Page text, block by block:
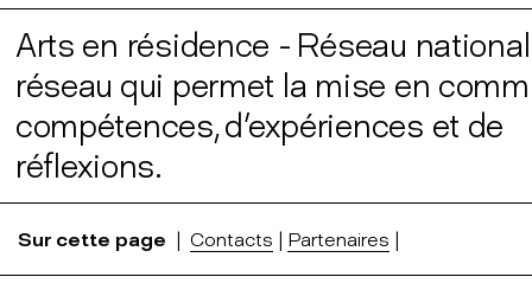
Arts en résidence - Réseau
réseau qui permet la mise en
compétences, d'expériences et de
réflexions.
Sur cette page | Contacts | Partenaires |